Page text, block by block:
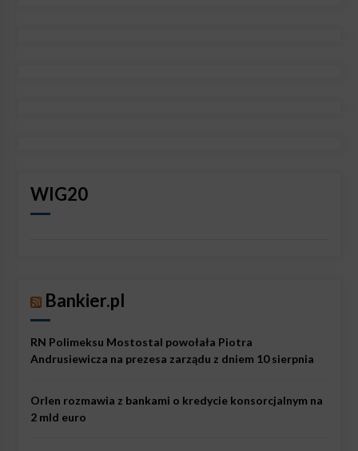
WIG20
Bankier.pl
RN Polimeksu Mostostal powołała Piotra
Andrusiewicza na prezesa zarządu z dniem 10 sierpnia
Orlen rozmawia z bankami o kredycie konsorcjalnym na
2 mld euro